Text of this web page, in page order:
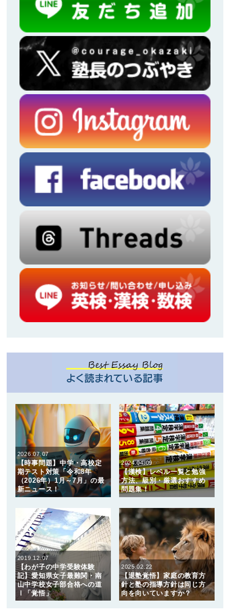
2026.07.07
【時事問題】中学・高校定
期テスト対策「令和8年
（2026年）1月～7月」の最
新ニュース！
2024.04.09
【漢検】レベル一覧と勉強
方法、級別・厳選おすすめ
問題集！
2019.12.07
【わが子の中学受験体験
記】愛知県女子最難関・南
山中学校女子部合格への道
Ⅰ「覚悟」
2025.02.22
【退塾覚悟】家庭の教育方
針と塾の指導方針は同じ方
向を向いていますか？